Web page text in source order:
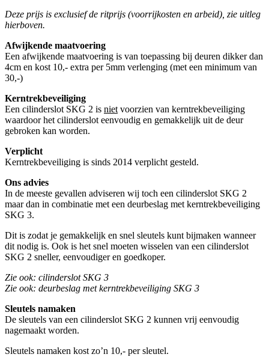
Deze prijs is exclusief de ritprijs (voorrijkosten en arbeid), zie uitleg
hierboven.
Afwijkende maatvoering
Een afwijkende maatvoering is van toepassing bij deuren dikker dan
4cm en kost 10,- extra per 5mm verlenging (met een minimum van
30,-)
Kerntrekbeveiliging
Een cilinderslot SKG 2 is niet voorzien van kerntrekbeveiliging
waardoor het cilinderslot eenvoudig en gemakkelijk uit de deur
gebroken kan worden.
Verplicht
Kerntrekbeveiliging is sinds 2014 verplicht gesteld.
Ons advies
In de meeste gevallen adviseren wij toch een cilinderslot SKG 2
maar dan in combinatie met een deurbeslag met kerntrekbeveiliging
SKG 3.
Dit is zodat je gemakkelijk en snel sleutels kunt bijmaken wanneer
dit nodig is. Ook is het snel moeten wisselen van een cilinderslot
SKG 2 sneller, eenvoudiger en goedkoper.
Zie ook: cilinderslot SKG 3
Zie ook: deurbeslag met kerntrekbeveiliging SKG 3
Sleutels namaken
De sleutels van een cilinderslot SKG 2 kunnen vrij eenvoudig
nagemaakt worden.
Sleutels namaken kost zo’n 10,- per sleutel.